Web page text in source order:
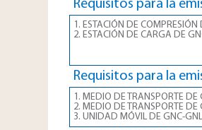
Requisitos para la
1. ESTACIÓN DE
2. ESTACIÓN DE CARGA DE
Requisitos para la
1. MEDIO DE TRANSPORTE
2. MEDIO DE TRANSPORTE
3. UNIDAD MÓVIL DE GNC-GNL